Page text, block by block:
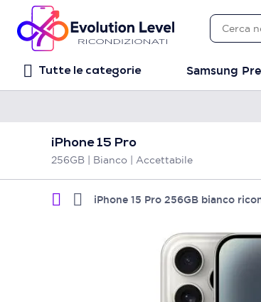
Tutte le categorie Samsung
iPhone 15 Pro
256GB | Bianco | Accettabile
iPhone 15 Pro 256GB bianco